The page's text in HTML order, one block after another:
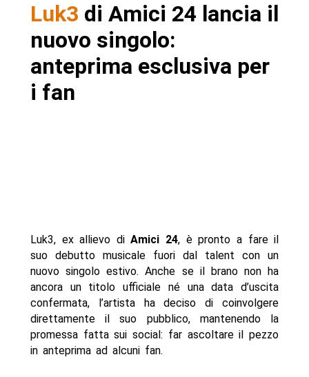
Luk3 di Amici 24 lancia il
nuovo singolo:
anteprima esclusiva per
i fan
Luk3, ex allievo diAmici 24, è pronto a fare il
suo debutto musicale fuori dal talent con un
nuovo singolo estivo. Anche se il brano non ha
ancora un titolo ufficiale né una data d’uscita
confermata, l’artista ha deciso di coinvolgere
direttamente il suo pubblico, mantenendo la
promessa fatta sui social: far ascoltare il pezzo
in anteprima ad alcuni fan.